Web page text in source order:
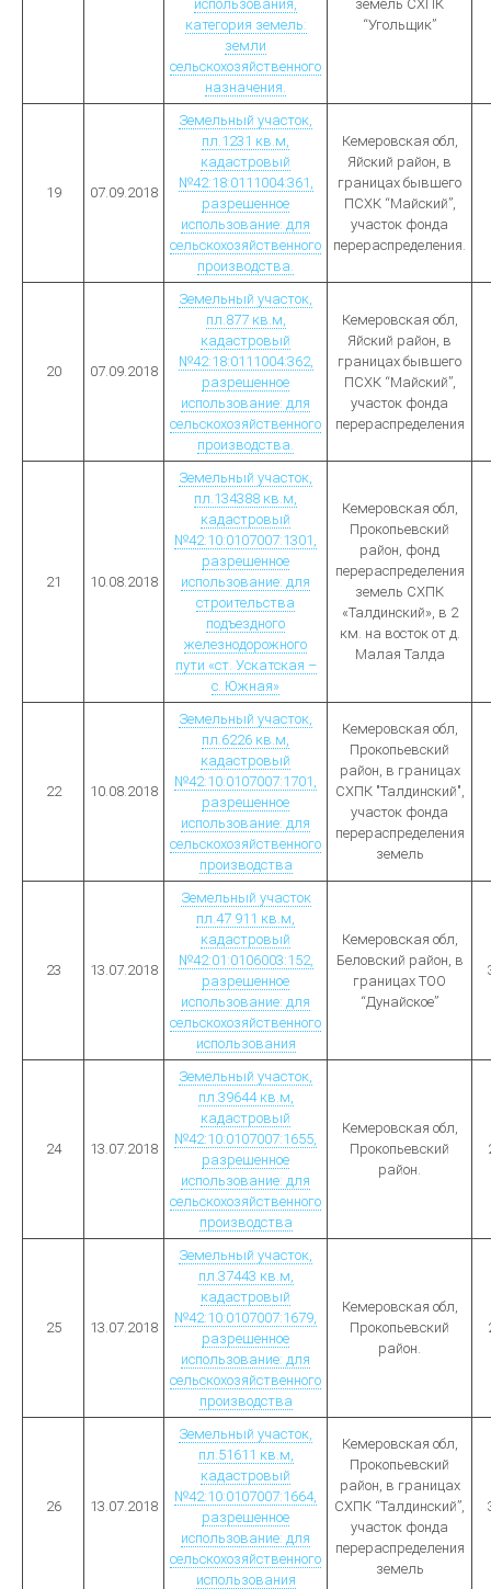
использования,
категория земель:
земли
сельскохозяйственного
назначения.
земель СХПК
“Угольщик”
19 07.09.2018
Земельный участок,
пл.1231 кв.м,
кадастровый
№42:18:0111004:361,
разрешенное
использование: для
сельскохозяйственного
производства.
Кемеровская обл,
Яйский район, в
границах бывшего
ПСХК “Майский”,
участок фонда
перераспределения.
20 07.09.2018
Земельный участок,
пл.877 кв.м,
кадастровый
№42:18:0111004:362,
разрешенное
использование: для
сельскохозяйственного
производства.
Кемеровская обл,
Яйский район, в
границах бывшего
ПСХК “Майский”,
участок фонда
перераспределения
21 10.08.2018
Земельный участок,
пл.134388 кв.м,
кадастровый
№42:10:0107007:1301,
разрешенное
использование: для
строительства
подъездного
железнодорожного
пути «ст. Ускатская –
с. Южная»
Кемеровская обл,
Прокопьевский
район, фонд
перераспределения
земель СХПК
«Талдинский», в 2
км. на восток от д.
Малая Талда
22 10.08.2018
Земельный участок,
пл.6226 кв.м,
кадастровый
№42:10:0107007:1701,
разрешенное
использование: для
сельскохозяйственного
производства
Кемеровская обл,
Прокопьевский
район, в границах
СХПК "Талдинский",
участок фонда
перераспределения
земель
23 13.07.2018
Земельный участок
пл.47 911 кв.м,
кадастровый
№42:01:0106003:152,
разрешенное
использование: для
сельскохозяйственного
использования
Кемеровская обл,
Беловский район, в
границах ТОО
“Дунайское”
24 13.07.2018
Земельный участок,
пл.39644 кв.м,
кадастровый
№42:10:0107007:1655,
разрешенное
использование: для
сельскохозяйственного
производства
Кемеровская обл,
Прокопьевский
район.
25 13.07.2018
Земельный участок,
пл.37443 кв.м,
кадастровый
№42:10:0107007:1679,
разрешенное
использование: для
сельскохозяйственного
производства
Кемеровская обл,
Прокопьевский
район.
26 13.07.2018
Земельный участок,
пл.51611 кв.м,
кадастровый
№42:10:0107007:1664,
разрешенное
использование: для
сельскохозяйственного
использования
Кемеровская обл,
Прокопьевский
район, в границах
СХПК “Талдинский”,
участок фонда
перераспределения
земель